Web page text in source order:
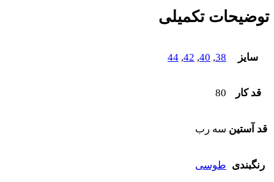
توضیحات تکمیلی
سایز 38
,
40
,
42
,
44
قد کار 80
قد آستین سه رب
رنگبندی طوسی